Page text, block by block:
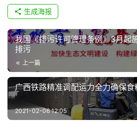
地
区
频
道
产
生成海报
我国《排污许可管理条例》3月起
排污
上一篇
广西铁路精准调配运力全力确保
2021-02-06 12:05